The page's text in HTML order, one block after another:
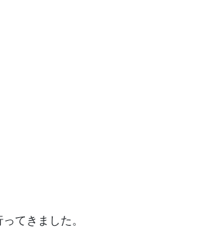
てきました。